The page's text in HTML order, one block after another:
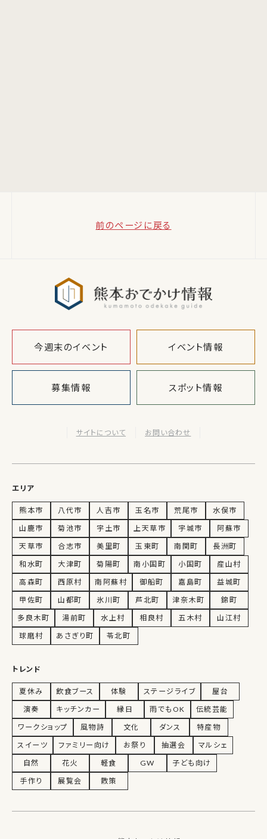
前のページに戻る
今週末のイベント イベント情報
募集情報 スポット情報
サイトについて お問い合わせ
エリア
熊本市 八代市 人吉市 玉名市 荒尾市
水俣市
山鹿市
菊池市 宇土市 上天草市 宇城市
阿蘇市
天草市
合志市 美里町 玉東町 南関町
長洲町
和水町
大津町 菊陽町 南小国町 小国町
産山村
高森町
西原村 南阿蘇村 御船町 嘉島町
益城町
甲佐町
山都町 氷川町 芦北町 津奈木町
錦町
多良木町
湯前町 水上村 相良村 五木村
山江村
球磨村
あさぎり町 苓北町
トレンド
夏休み 飲食ブース 体験 ステージライブ
屋台
演奏
キッチンカー 縁日 雨でもOK
伝統芸能
ワークショップ
風物詩 文化 ダンス
特産物
スイーツ
ファミリー向け お祭り 抽選会
マルシェ
自然
花火 軽食 GW
子ども向け
手作り
展覧会 散策